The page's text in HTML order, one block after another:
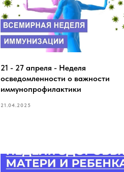
21 - 27 апреля - Неделя
осведомленности о важности
иммунопрофилактики
21.04.2025